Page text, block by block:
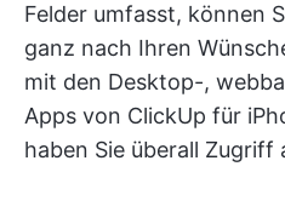
Felder umfasst, können
ganz nach Ihren
mit den Desktop-,
Apps von ClickUp für
haben Sie überall Zugriff